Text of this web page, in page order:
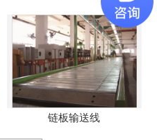
链板输送线